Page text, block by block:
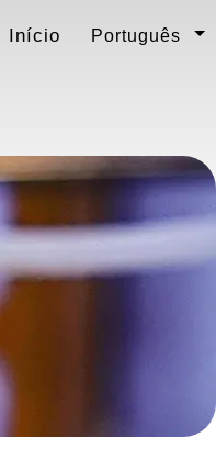
Início Português